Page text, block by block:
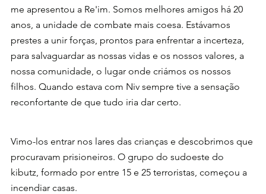
me apresentou a Re'im. Somos melhores amigos há 20
anos, a unidade de combate mais coesa. Estávamos
prestes a unir forças, prontos para enfrentar a incerteza,
para salvaguardar as nossas vidas e os nossos valores, a
nossa comunidade, o lugar onde criámos os nossos
filhos. Quando estava com Niv sempre tive a sensação
reconfortante de que tudo iria dar certo.
Vimo-los entrar nos lares das crianças e descobrimos que
procuravam prisioneiros. O grupo do sudoeste do
kibutz, formado por entre 15 e 25 terroristas, começou a
incendiar casas.